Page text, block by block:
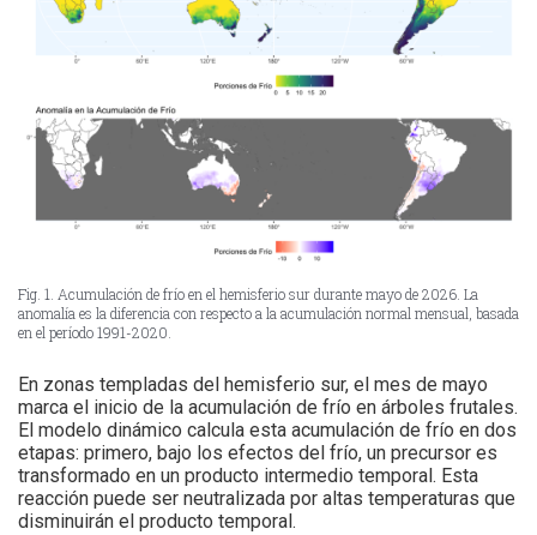
Fig. 1. Acumulación de frío en el hemisferio sur durante mayo de 2026. La
anomalía es la diferencia con respecto a la acumulación normal mensual, basada
en el período 1991-2020.
En zonas templadas del hemisferio sur, el mes de mayo
marca el inicio de la acumulación de frío en árboles frutales.
El modelo dinámico calcula esta acumulación de frío en dos
etapas: primero, bajo los efectos del frío, un precursor es
transformado en un producto intermedio temporal. Esta
reacción puede ser neutralizada por altas temperaturas que
disminuirán el producto temporal.